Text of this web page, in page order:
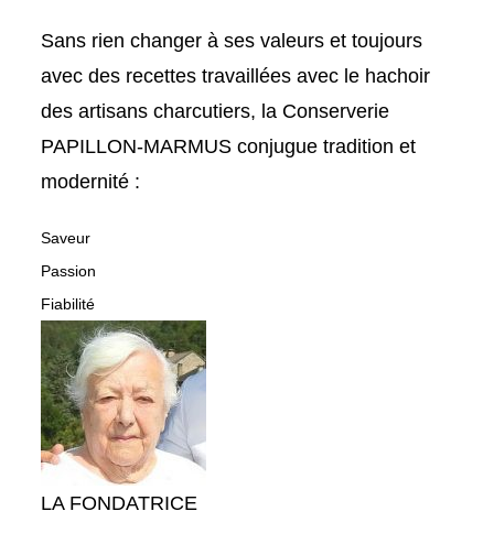
Sans rien changer à ses valeurs et toujours
avec des recettes travaillées avec le hachoir
des artisans charcutiers, la Conserverie
PAPILLON-MARMUS conjugue tradition et
modernité :
Saveur
Passion
Fiabilité
LA FONDATRICE